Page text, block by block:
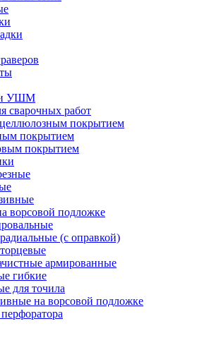
и УШМ
сварочных работ
покрытием
покрытием
покрытием
ворсовой подложке
(с оправкой)
армированные
гибкие
для точила
на ворсовой подложке